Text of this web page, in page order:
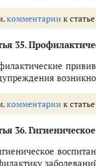
комментарии к
35.
комментарии к
36.